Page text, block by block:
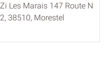
Zi Les Marais 147 Route N
2, 38510, Morestel